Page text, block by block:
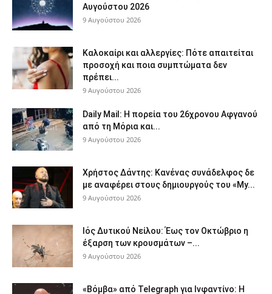
Αυγούστου 2026
9 Αυγούστου 2026
Καλοκαίρι και αλλεργίες: Πότε απαιτείται
προσοχή και ποια συμπτώματα δεν
πρέπει...
9 Αυγούστου 2026
Daily Mail: Η πορεία του 26χρονου Αφγανού
από τη Μόρια και...
9 Αυγούστου 2026
Χρήστος Δάντης: Κανένας συνάδελφος δε
με αναφέρει στους δημιουργούς του «My...
9 Αυγούστου 2026
Ιός Δυτικού Νείλου: Έως τον Οκτώβριο η
έξαρση των κρουσμάτων –...
9 Αυγούστου 2026
«Βόμβα» από Telegraph για Ινφαντίνο: Η